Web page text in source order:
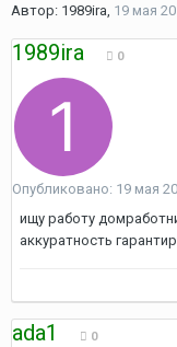
Автор: 1989ira, 19 мая
1989ira 0
Опубликовано: 19 мая
ищу работу
аккуратность
ada1 0